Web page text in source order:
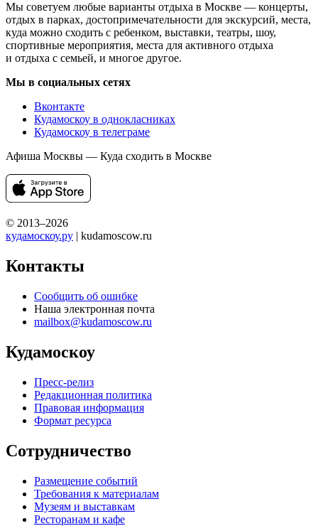
Мы советуем любые варианты отдыха в Москве — концерты,
отдых в парках, достопримечательности для экскурсий, места,
куда можно сходить с ребенком, выставки, театры, шоу,
спортивные мероприятия, места для активного отдыха
и отдыха с семьей, и многое другое.
Мы в социальных сетях
Вконтакте
Кудамоскоу в однокласниках
Кудамоскоу в телеграме
Афиша Москвы — Куда сходить в Москве
© 2013–2026
кудамоскоу.ру | kudamoscow.ru
Контакты
Сообщить об ошибке
Наша электронная почта
mailbox@kudamoscow.ru
Кудамоскоу
Пресс-релиз
Редакционная политика
Правовая информация
Формат ресурса
Сотрудничество
Размещение событий
Требования к материалам
Музеям и выставкам
Ресторанам и кафе